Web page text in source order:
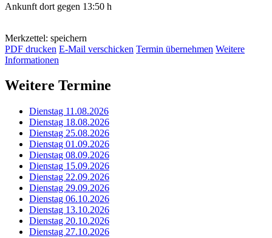
Ankunft dort gegen 13:50 h
Merkzettel: speichern
PDF drucken E-Mail verschicken Termin übernehmen Weitere
Informationen
Weitere Termine
Dienstag 11.08.2026
Dienstag 18.08.2026
Dienstag 25.08.2026
Dienstag 01.09.2026
Dienstag 08.09.2026
Dienstag 15.09.2026
Dienstag 22.09.2026
Dienstag 29.09.2026
Dienstag 06.10.2026
Dienstag 13.10.2026
Dienstag 20.10.2026
Dienstag 27.10.2026